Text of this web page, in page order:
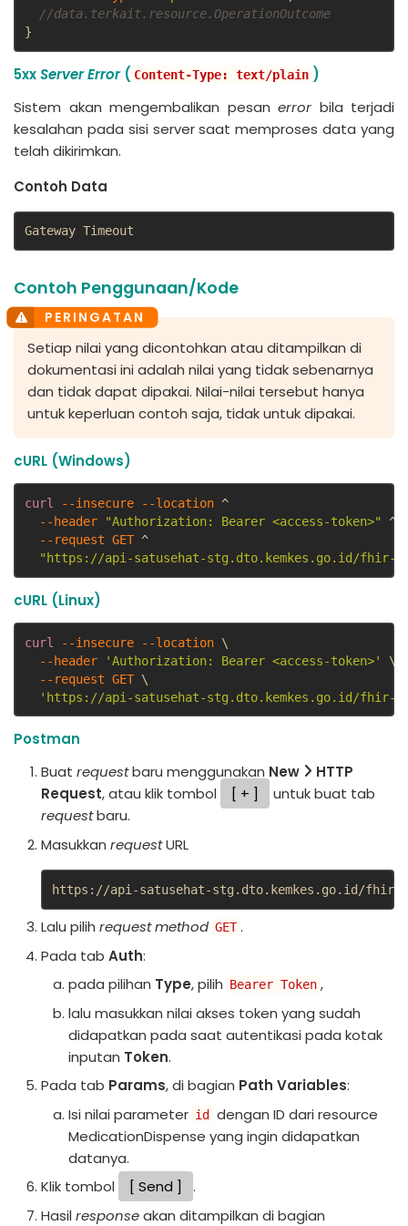
//data.terkait.resource.OperationOutcome
}
5xxServer Error( Content-Type: text/plain )
Sistem akan mengembalikan pesan error bila terjadi
kesalahan pada sisi server saat memproses data yang
telah dikirimkan.
Contoh Data
Gateway Timeout
Contoh Penggunaan/Kode
Setiap nilai yang dicontohkan atau ditampilkan di
dokumentasi ini adalah nilai yang tidak sebenarnya
dan tidak dapat dipakai. Nilai-nilai tersebut hanya
untuk keperluan contoh saja, tidak untuk dipakai.
cURL (Windows)
curl --insecure --location ^
--header
"Authorization: Bearer <access-token>"
^
--request GET ^
"https://api-satusehat-stg.dto.kemkes.go.id/fhir-r4/
cURL (Linux)
curl --insecure --location \
--header
'Authorization: Bearer <access-token>'
\
--request GET \
'https://api-satusehat-stg.dto.kemkes.go.id/fhir-r4/
Postman
Buat requestbaru menggunakan New
HTTP
Request, atau klik tombol +
untuk buat tab
requestbaru.
Masukkan requestURL
https://api-satusehat-stg.dto.kemkes.go.id/fhir-
Lalu pilih request method GET .
Pada tab Auth:
pada pilihan Type, pilih Bearer Token ,
lalu masukkan nilai akses token yang sudah
didapatkan pada saat autentikasi pada kotak
inputan Token.
Pada tab Params, di bagian Path Variables:
Isi nilai parameter id dengan ID dari resource
MedicationDispense yang ingin didapatkan
datanya.
Klik tombol
Send
.
Hasil responseakan ditampilkan di bagian